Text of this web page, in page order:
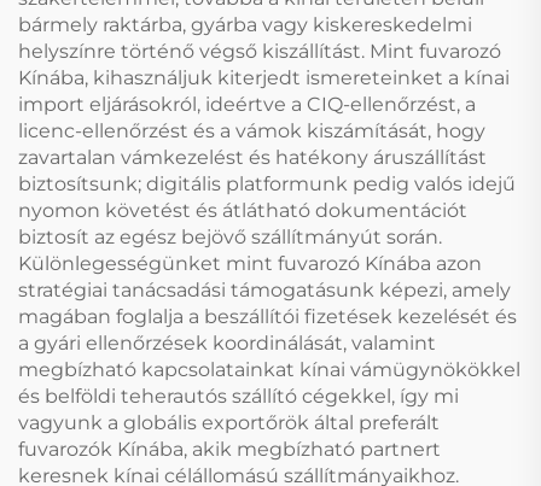
bármely raktárba, gyárba vagy kiskereskedelmi
helyszínre történő végső kiszállítást. Mint fuvarozó
Kínába, kihasználjuk kiterjedt ismereteinket a kínai
import eljárásokról, ideértve a CIQ-ellenőrzést, a
licenc-ellenőrzést és a vámok kiszámítását, hogy
zavartalan vámkezelést és hatékony áruszállítást
biztosítsunk; digitális platformunk pedig valós idejű
nyomon követést és átlátható dokumentációt
biztosít az egész bejövő szállítmányút során.
Különlegességünket mint fuvarozó Kínába azon
stratégiai tanácsadási támogatásunk képezi, amely
magában foglalja a beszállítói fizetések kezelését és
a gyári ellenőrzések koordinálását, valamint
megbízható kapcsolatainkat kínai vámügynökökkel
és belföldi teherautós szállító cégekkel, így mi
vagyunk a globális exportőrök által preferált
fuvarozók Kínába, akik megbízható partnert
keresnek kínai célállomású szállítmányaikhoz.